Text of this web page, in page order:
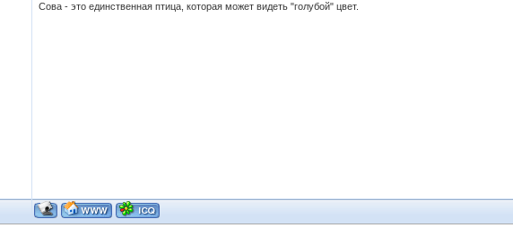
Сова - это единственная птица, которая может видеть "голубой" цвет.